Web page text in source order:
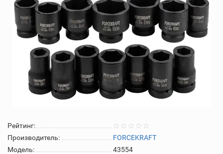
Рейтинг:
Производитель:
FORCEKRAFT
Модель:
43554